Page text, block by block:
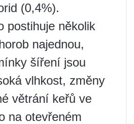
(0,4%).
postihuje několik
najednou,
šíření jsou
vlhkost, změny
větrání keřů ve
na otevřeném